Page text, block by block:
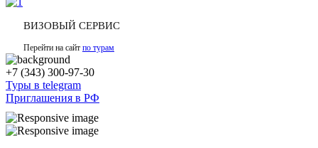
ВИЗОВЫЙ СЕРВИС
Перейти на сайт по турам
+7 (343) 300-97-30
Туры в telegram
Приглашения в РФ